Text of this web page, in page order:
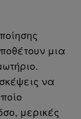
μια
να
μερικές